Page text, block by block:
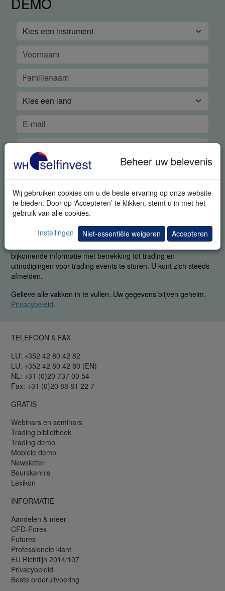
Beheer uw belevenis
Wij gebruiken cookies om u de beste ervaring op onze website
te bieden. Door op ‘Accepteren’ te klikken, stemt u in met het
gebruik van alle cookies.
Instellingen
Niet-essentiële weigeren Accepteren
bijkomende informatie met betrekking tot trading en
uitnodigingen voor trading events te sturen. U kunt zich steeds
afmelden.
Gelieve alle vakken in te vullen. Uw gegevens blijven geheim.
Privacybeleid.
TELEFOON & FAX
LU: +352 42 80 42 82
LU: +352 42 80 42 80 (EN)
NL: +31 (0)20 737 00 54
Fax: +31 (0)20 88 81 22 7
GRATIS
Webinars en seminars
Trading bibliotheek
Trading demo
Mobiele demo
Newsletter
Beurskennis
Lexikon
INFORMATIE
Aandelen & meer
CFD-Forex
Futures
Professionele klant
EU Richtlijn 2014/107
Privacybeleid
Beste orderuitvoering